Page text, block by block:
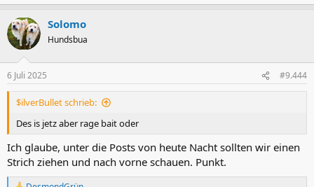
Solomo
Hundsbua
6 Juli 2025 #9.444
$ilverBullet schrieb:
Des is jetz aber rage bait oder
Ich glaube, unter die Posts von heute Nacht sollten wir einen
Strich ziehen und nach vorne schauen. Punkt.